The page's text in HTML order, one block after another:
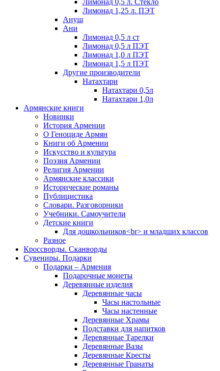
Лимонад 0,5 л. Стекло
Лимонад 1,25 л. ПЭТ
Ануш
Ани
Лимонад 0,5 л ст
Лимонад 0,5 л ПЭТ
Лимонад 1,0 л ПЭТ
Лимонад 1,5 л ПЭТ
Другие производители
Натахтари
Натахтари 0,5л
Натахтари 1,0л
Армянские книги
Новинки
История Армении
О Геноциде Армян
Книги об Армении
Иcкусство и культура
Поэзия Армении
Религия Армении
Армянские классики
Исторические романы
Публицистика
Словари. Разговорники
Учебники. Самоучители
Детские книги
Для дошкольников<br> и младших классов
Разное
Кроссворды. Сканворды
Сувениры. Подарки
Подарки – Армения
Подарочные монеты
Деревянные изделия
Деревянные часы
Часы настольные
Часы настенные
Деревянные Храмы
Подставки для напитков
Деревянные Тарелки
Деревянные Вазы
Деревянные Кресты
Деревянные Гранаты